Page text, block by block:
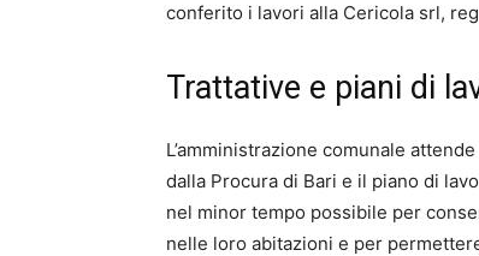
conferito i lavori alla Cericola srl,
Trattative e piani di
L’amministrazione comunale
dalla Procura di Bari e il piano di
nel minor tempo possibile per
nelle loro abitazioni e per